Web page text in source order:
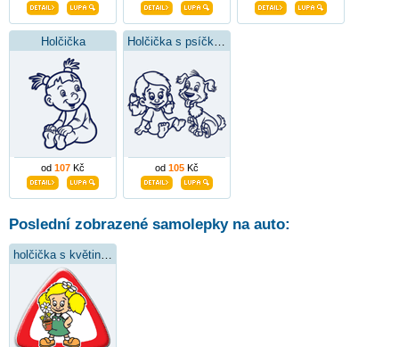
Holčička
od 107 Kč
Holčička s psíčkem
od 105 Kč
Poslední zobrazené samolepky na auto:
holčička s květinkou